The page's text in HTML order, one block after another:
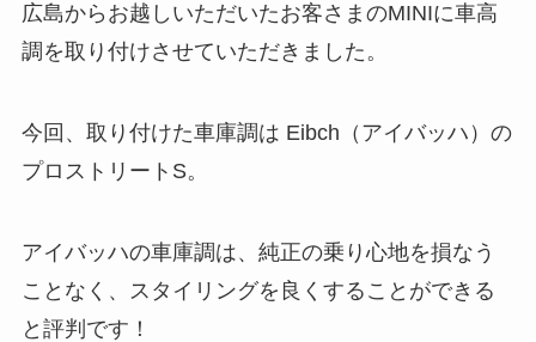
広島からお越しいただいたお客さまのMINIに車高
調を取り付けさせていただきました。
今回、取り付けた車庫調は Eibch（アイバッハ）の
プロストリートS。
アイバッハの車庫調は、純正の乗り心地を損なう
ことなく、スタイリングを良くすることができる
と評判です！